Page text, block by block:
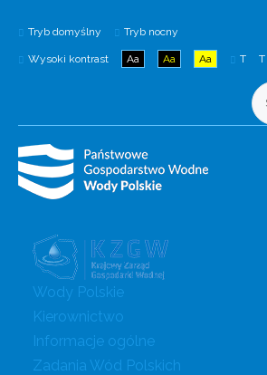
Tryb domyślny Tryb nocny
Wysoki kontrast Aa Aa Aa T T
Wody Polskie
Kierownictwo
Informacje ogólne
Zadania Wód Polskich